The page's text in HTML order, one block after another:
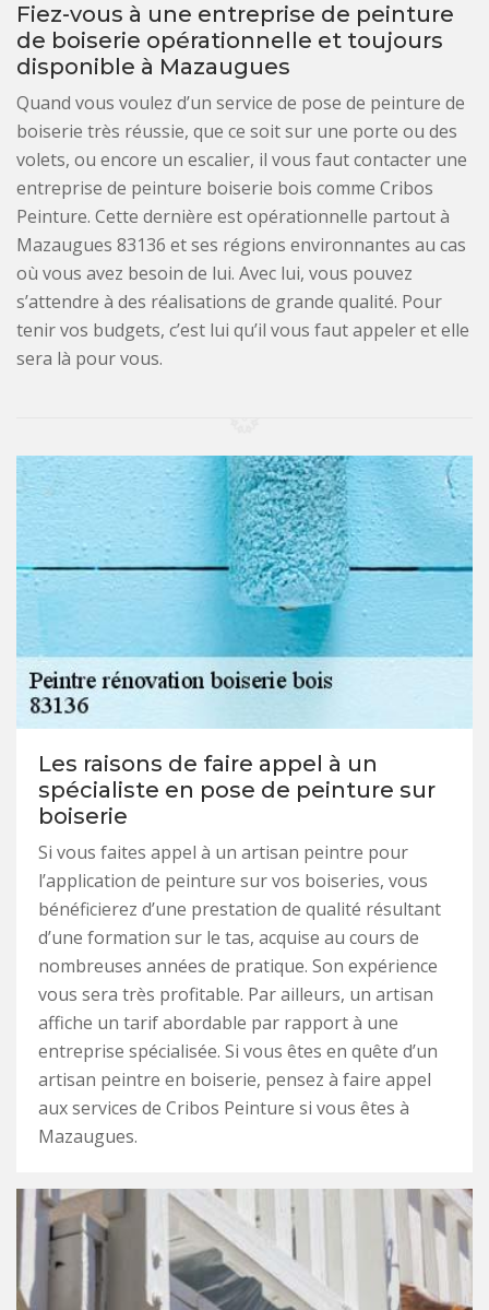
Fiez-vous à une entreprise de peinture
de boiserie opérationnelle et toujours
disponible à Mazaugues
Quand vous voulez d’un service de pose de peinture de
boiserie très réussie, que ce soit sur une porte ou des
volets, ou encore un escalier, il vous faut contacter une
entreprise de peinture boiserie bois comme Cribos
Peinture. Cette dernière est opérationnelle partout à
Mazaugues 83136 et ses régions environnantes au cas
où vous avez besoin de lui. Avec lui, vous pouvez
s’attendre à des réalisations de grande qualité. Pour
tenir vos budgets, c’est lui qu’il vous faut appeler et elle
sera là pour vous.
Les raisons de faire appel à un
spécialiste en pose de peinture sur
boiserie
Si vous faites appel à un artisan peintre pour
l’application de peinture sur vos boiseries, vous
bénéficierez d’une prestation de qualité résultant
d’une formation sur le tas, acquise au cours de
nombreuses années de pratique. Son expérience
vous sera très profitable. Par ailleurs, un artisan
affiche un tarif abordable par rapport à une
entreprise spécialisée. Si vous êtes en quête d’un
artisan peintre en boiserie, pensez à faire appel
aux services de Cribos Peinture si vous êtes à
Mazaugues.